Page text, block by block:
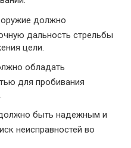
должно
дальность стрельбы
цели.
обладать
для пробивания
быть надежным и
неисправностей во